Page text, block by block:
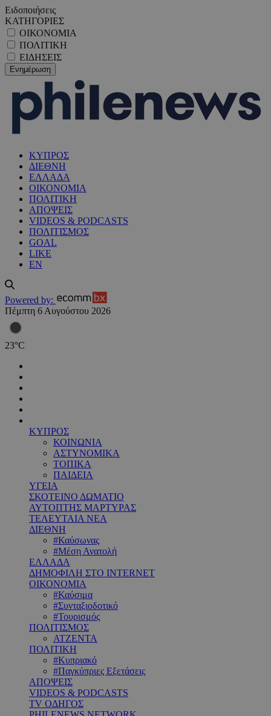
Ειδοποιήσεις
ΚΑΤΗΓΟΡΙΕΣ
ΟΙΚΟΝΟΜΙΑ
ΠΟΛΙΤΙΚΗ
ΕΙΔΗΣΕΙΣ
ΚΥΠΡΟΣ
ΔΙΕΘΝΗ
ΕΛΛΑΔΑ
ΟΙΚΟΝΟΜΙΑ
ΠΟΛΙΤΙΚΗ
ΑΠΟΨΕΙΣ
VIDEOS & PODCASTS
ΠΟΛΙΤΙΣΜΟΣ
GOAL
LIKE
EN
Powered by:
Πέμπτη 6 Αυγούστου 2026
23°C
ΚΥΠΡΟΣ
ΚΟΙΝΩΝΙΑ
ΑΣΤΥΝΟΜΙΚΑ
ΤΟΠΙΚΑ
ΠΑΙΔΕΙΑ
ΥΓΕΙΑ
ΣΚΟΤΕΙΝΟ ΔΩΜΑΤΙΟ
ΑΥΤΟΠΤΗΣ ΜΑΡΤΥΡΑΣ
ΤΕΛΕΥΤΑΙΑ ΝΕΑ
ΔΙΕΘΝΗ
#Καύσωνας
#Μέση Ανατολή
ΕΛΛΑΔΑ
ΔΗΜΟΦΙΛΗ ΣΤΟ INTERNET
ΟΙΚΟΝΟΜΙΑ
#Καύσιμα
#Συνταξιοδοτικό
#Τουρισμός
ΠΟΛΙΤΙΣΜΟΣ
ΑΤΖΕΝΤΑ
ΠΟΛΙΤΙΚΗ
#Κυπριακό
#Παγκύπριες Εξετάσεις
ΑΠΟΨΕΙΣ
VIDEOS & PODCASTS
TV ΟΔΗΓΟΣ